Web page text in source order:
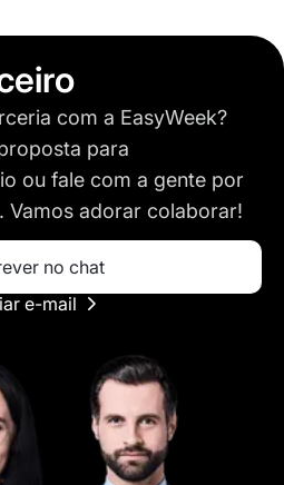
com a EasyWeek?
para
ou fale com a gente por
Vamos adorar colaborar!
no chat
e-mail